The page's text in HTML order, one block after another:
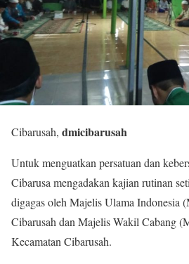
Cibarusah, dmicibarusah
Untuk menguatkan persatuan dan
Cibarusa mengadakan kajian rutinan
digagas oleh Majelis Ulama Indonesia
Cibarusah dan Majelis Wakil Cabang
Kecamatan Cibarusah.